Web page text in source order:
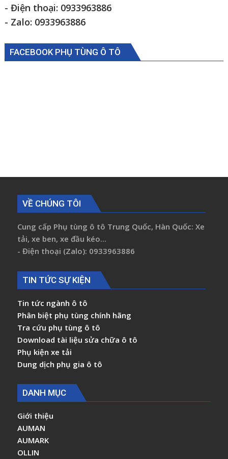
1112235684110
- Điện thoại: 0933963886
- Zalo: 0933963886
FACEBOOK PHỤ TÙNG Ô TÔ
VỀ CHÚNG TÔI
Cung cấp Phụ tùng ô tô Trung Quốc, Hàn Quốc: Xe
tải, xe ben, xe đầu kéo...
- Điện thoại (Zalo): 0933963886
TIN TỨC SỰ KIỆN
Tin tức ngành ô tô
Phân biệt phụ tùng chính hãng
Tra cứu phụ tùng ô tô
Download tài liệu sửa chữa ô tô
Phụ kiện xe tải
Dung dịch phụ gia ô tô
DANH MỤC
Giới thiệu
AUMAN
AUMARK
OLLIN